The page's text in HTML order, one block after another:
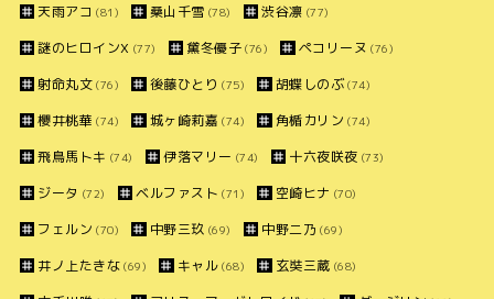
天雨アコ (81) 桑山千雪 (78) 渋谷凛 (77)
謎のヒロインX (77) 黛冬優子 (76) ペコリーヌ (76)
射命丸文 (76) 後藤ひとり (75) 胡蝶しのぶ(74)
櫻井桃華 (74) 城ヶ崎莉嘉 (74) 角楯カリン (74)
飛鳥馬トキ (74) 伊落マリー (74) 十六夜咲夜 (73)
ジータ (72) ベルファスト (71) 空崎ヒナ (70)
フェルン (70) 中野三玖 (69) 中野二乃 (69)
井ノ上たきな (69) キャル (68) 玄奘三蔵 (68)